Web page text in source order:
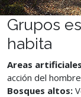
Grupos
habita
Areas
acción del
Bosques altos: